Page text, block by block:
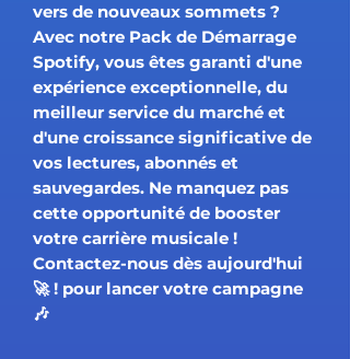
vers de nouveaux sommets ?
Avec notre Pack de Démarrage
Spotify, vous êtes garanti d'une
expérience exceptionnelle, du
meilleur service du marché et
d'une croissance significative de
vos lectures, abonnés et
sauvegardes. Ne manquez pas
cette opportunité de booster
votre carrière musicale !
Contactez-nous dès aujourd'hui
pour lancer votre campagne ! 🚀
🎶